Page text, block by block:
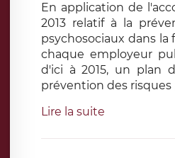
En application de
2013 relatif à la
psychosociaux dans
chaque employeur
d'ici à 2015, un plan
prévention des risques
Lire la suite